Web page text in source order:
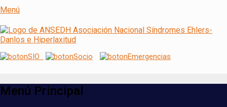
Menú
ANSEDH
Asociación Nacional del Síndrome de
Ehlers-Danlos e Hiperlaxitud
Menú Principal